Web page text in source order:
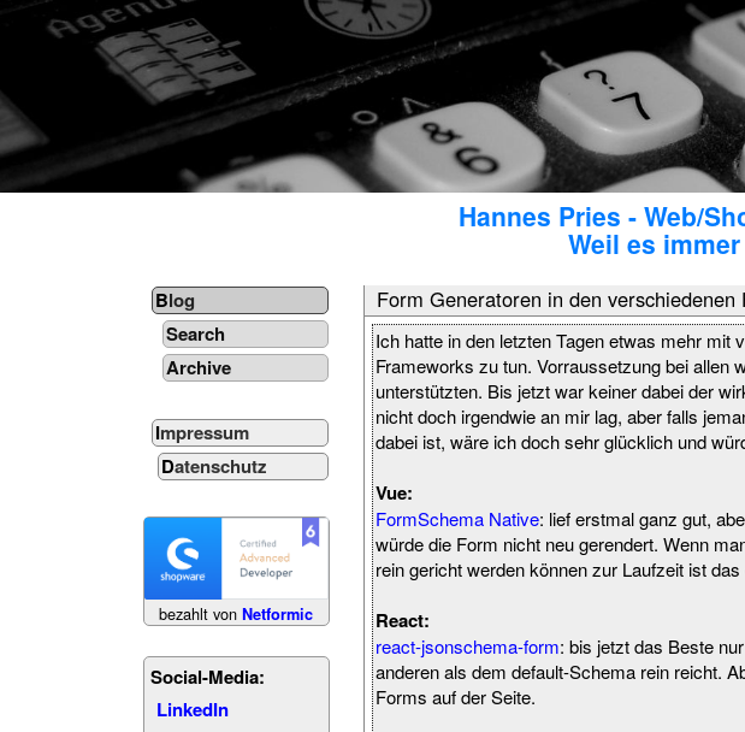
Hannes Pries - Web/
Weil es
Blog
Search
Archive
Impressum
Datenschutz
bezahlt vonNetformic
Social-Media:
LinkedIn
Form Generatoren in den verschiedenen
Ich hatte in den letzten Tagen etwas mehr
Frameworks zu tun. Vorraussetzung bei allen
unterstützten. Bis jetzt war keiner dabei der
nicht doch irgendwie an mir lag, aber falls
dabei ist, wäre ich doch sehr glücklich und
Vue:
FormSchema Native: lief erstmal ganz gut,
würde die Form nicht neu gerendert. Wenn
rein gericht werden können zur Laufzeit ist
React:
react-jsonschema-form: bis jetzt das Beste
anderen als dem default-Schema rein reicht.
Forms auf der Seite.